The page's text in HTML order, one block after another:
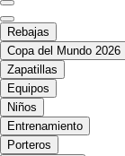
Rebajas
Copa del Mundo 2026
Zapatillas
Equipos
Niños
Entrenamiento
Porteros